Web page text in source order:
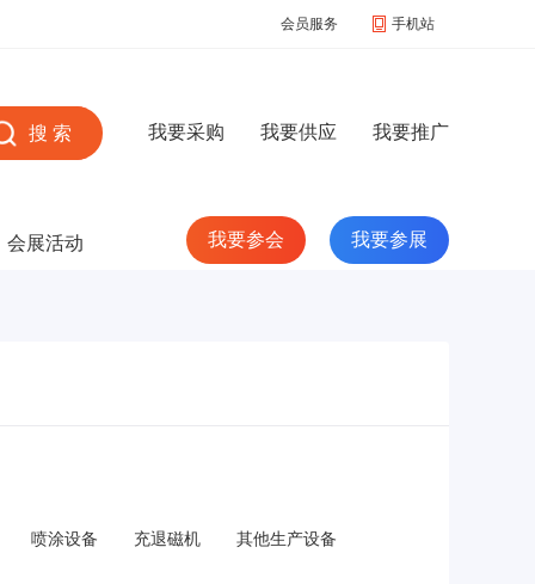
会员服务 手机站
我要采购 我要供应 我要推广
会展活动 我要参会 我要参展
喷涂设备 充退磁机 其他生产设备